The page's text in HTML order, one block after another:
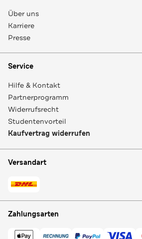
Über uns
Karriere
Presse
Service
Hilfe & Kontakt
Partnerprogramm
Widerrufsrecht
Studentenvorteil
Kaufvertrag widerrufen
Versandart
Zahlungsarten